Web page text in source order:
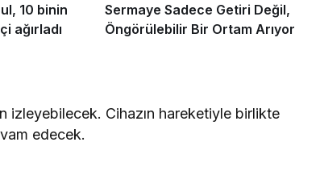
10 binin
ağırladı
Sermaye Sadece Getiri Değil,
Öngörülebilir Bir Ortam Arıyor
izleyebilecek. Cihazın hareketiyle birlikte
edecek.